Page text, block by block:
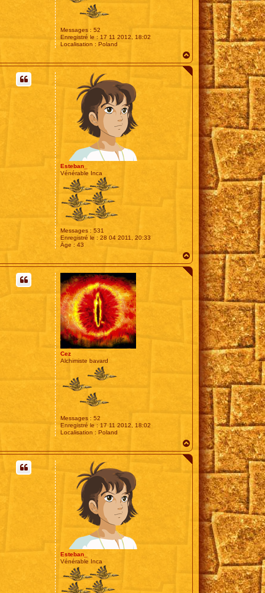
Messages : 52
Enregistré le : 17 11 2012, 18:02
Localisation : Poland
a
u
Esteban_
Vénérable Inca
Messages : 531
Enregistré le : 28 04 2011, 20:33
Âge : 43
a
u
Cez
Alchimiste bavard
Messages : 52
Enregistré le : 17 11 2012, 18:02
Localisation : Poland
a
u
Esteban_
Vénérable Inca